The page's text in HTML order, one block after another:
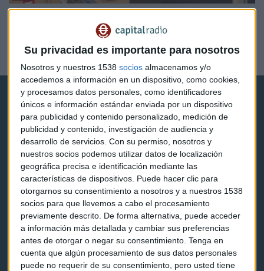
Su privacidad es importante para nosotros
Nosotros y nuestros 1538 socios almacenamos y/o
accedemos a información en un dispositivo, como cookies,
y procesamos datos personales, como identificadores
únicos e información estándar enviada por un dispositivo
para publicidad y contenido personalizado, medición de
publicidad y contenido, investigación de audiencia y
desarrollo de servicios. Con su permiso, nosotros y
nuestros socios podemos utilizar datos de localización
geográfica precisa e identificación mediante las
características de dispositivos. Puede hacer clic para
otorgarnos su consentimiento a nosotros y a nuestros 1538
socios para que llevemos a cabo el procesamiento
previamente descrito. De forma alternativa, puede acceder
a información más detallada y cambiar sus preferencias
antes de otorgar o negar su consentimiento. Tenga en
cuenta que algún procesamiento de sus datos personales
puede no requerir de su consentimiento, pero usted tiene
ENTREVISTA RESPONSABILIDAD
Coca-Cola Europacific Partners: "En 2040 tendremos
una huella neutra de carbono"
Javier Luengo
Capital Radio
Noticias
Eventos
Consultorios
Programas y podcasts